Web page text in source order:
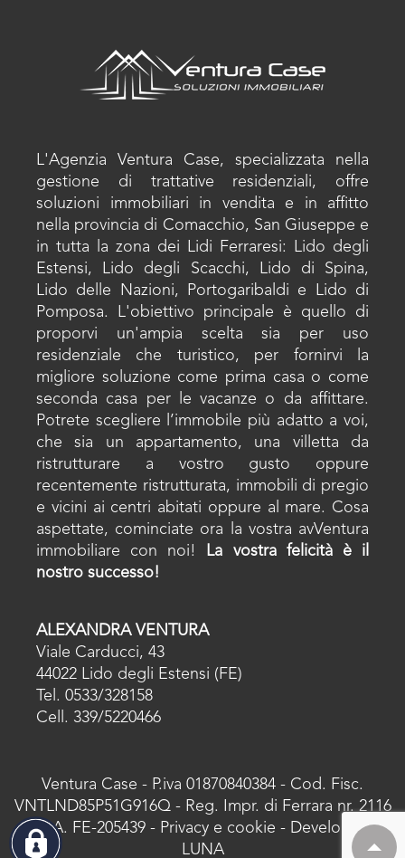
L'Agenzia Ventura Case, specializzata nella
gestione di trattative residenziali, offre
soluzioni immobiliari in vendita e in affitto
nella provincia di Comacchio, San Giuseppe e
in tutta la zona dei Lidi Ferraresi: Lido degli
Estensi, Lido degli Scacchi, Lido di Spina,
Lido delle Nazioni, Portogaribaldi e Lido di
Pomposa. L'obiettivo principale è quello di
proporvi un'ampia scelta sia per uso
residenziale che turistico, per fornirvi la
migliore soluzione come prima casa o come
seconda casa per le vacanze o da affittare.
Potrete scegliere l’immobile più adatto a voi,
che sia un appartamento, una villetta da
ristrutturare a vostro gusto oppure
recentemente ristrutturata, immobili di pregio
e vicini ai centri abitati oppure al mare. Cosa
aspettate, cominciate ora la vostra avVentura
immobiliare con noi!
La vostra felicità è il
nostro successo!
ALEXANDRA VENTURA
Viale Carducci, 43
44022 Lido degli Estensi (FE)
Tel. 0533/328158
Cell. 339/5220466
Ventura Case - P.iva 01870840384 - Cod. Fisc.
VNTLND85P51G916Q - Reg. Impr. di Ferrara nr. 2116
- R.E.A. FE-205439 - Privacy e cookie - Developed by
LUNA